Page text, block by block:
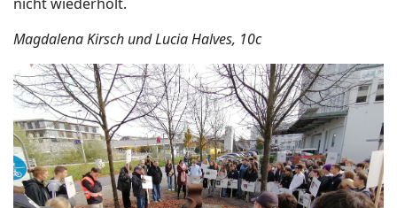
Magdalena Kirsch und Lucia Halves, 10c